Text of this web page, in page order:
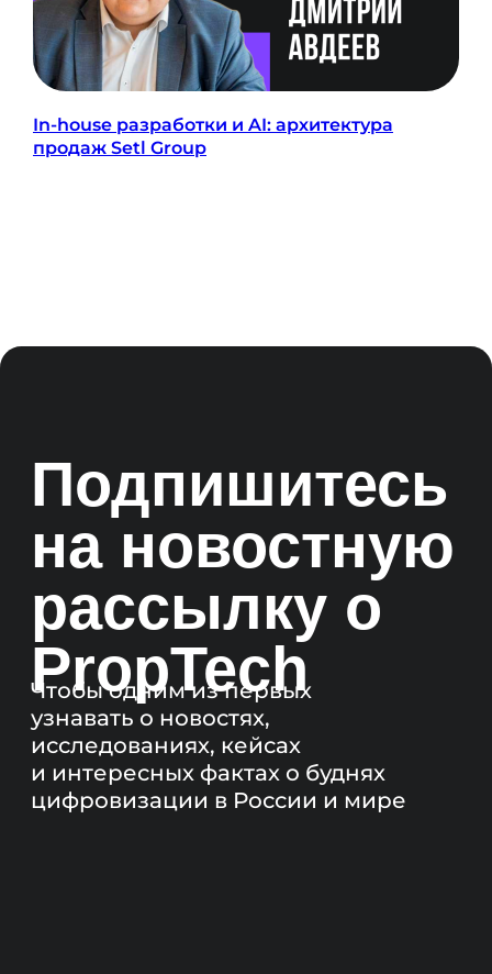
In-house разработки и AI: архитектура
продаж Setl Group